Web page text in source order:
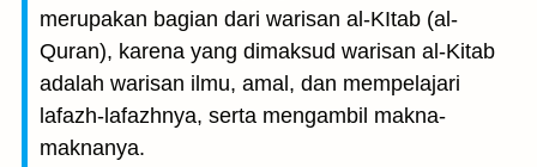
merupakan bagian dari warisan al-KItab (al-
Quran), karena yang dimaksud warisan al-Kitab
adalah warisan ilmu, amal, dan mempelajari
lafazh-lafazhnya, serta mengambil makna-
maknanya.